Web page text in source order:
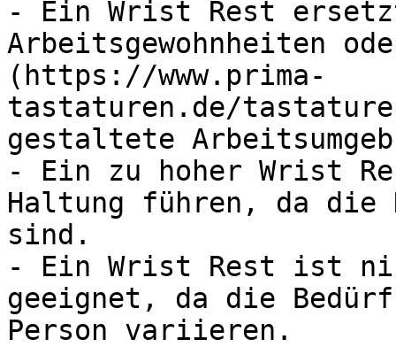
- Ein Wrist Rest
Arbeitsgewohnheiten
(https://www.prima-
tastaturen.de/
gestaltete
- Ein zu hoher Wrist
Haltung führen, da die
sind.
- Ein Wrist Rest ist
geeignet, da die
Person variieren.